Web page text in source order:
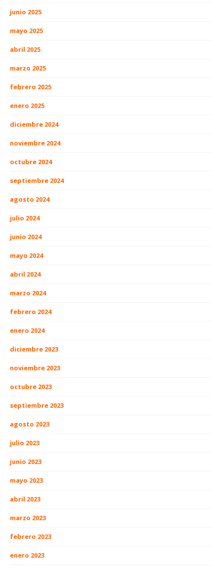
junio 2025
mayo 2025
abril 2025
marzo 2025
febrero 2025
enero 2025
diciembre 2024
noviembre 2024
octubre 2024
septiembre 2024
agosto 2024
julio 2024
junio 2024
mayo 2024
abril 2024
marzo 2024
febrero 2024
enero 2024
diciembre 2023
noviembre 2023
octubre 2023
septiembre 2023
agosto 2023
julio 2023
junio 2023
mayo 2023
abril 2023
marzo 2023
febrero 2023
enero 2023